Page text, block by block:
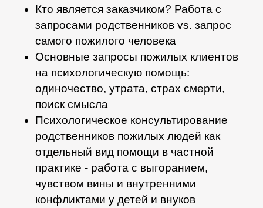
Кто является заказчиком? Работа с
запросами родственников vs. запрос
самого пожилого человека
Основные запросы пожилых клиентов
на психологическую помощь:
одиночество, утрата, страх смерти,
поиск смысла
Психологическое консультирование
родственников пожилых людей как
отдельный вид помощи в частной
практике - работа с выгоранием,
чувством вины и внутренними
конфликтами у детей и внуков